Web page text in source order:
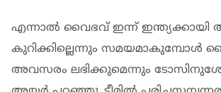
എന്നാല്‍ വൈഭവ് ഇന്ന് ഇന്ത്യക്കായി
കുറിക്കില്ലെന്നും സമയമാകുമ്പോള്‍
അവസരം ലഭിക്കുമെന്നും